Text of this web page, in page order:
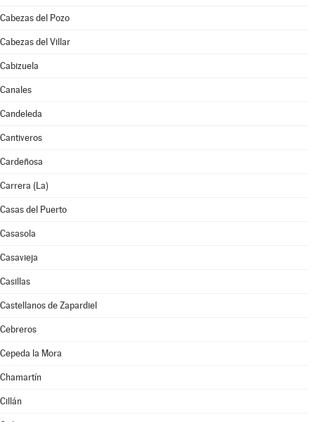
Cabezas del Pozo
Cabezas del Villar
Cabizuela
Canales
Candeleda
Cantiveros
Cardeñosa
Carrera (La)
Casas del Puerto
Casasola
Casavieja
Casillas
Castellanos de Zapardiel
Cebreros
Cepeda la Mora
Chamartín
Cillán